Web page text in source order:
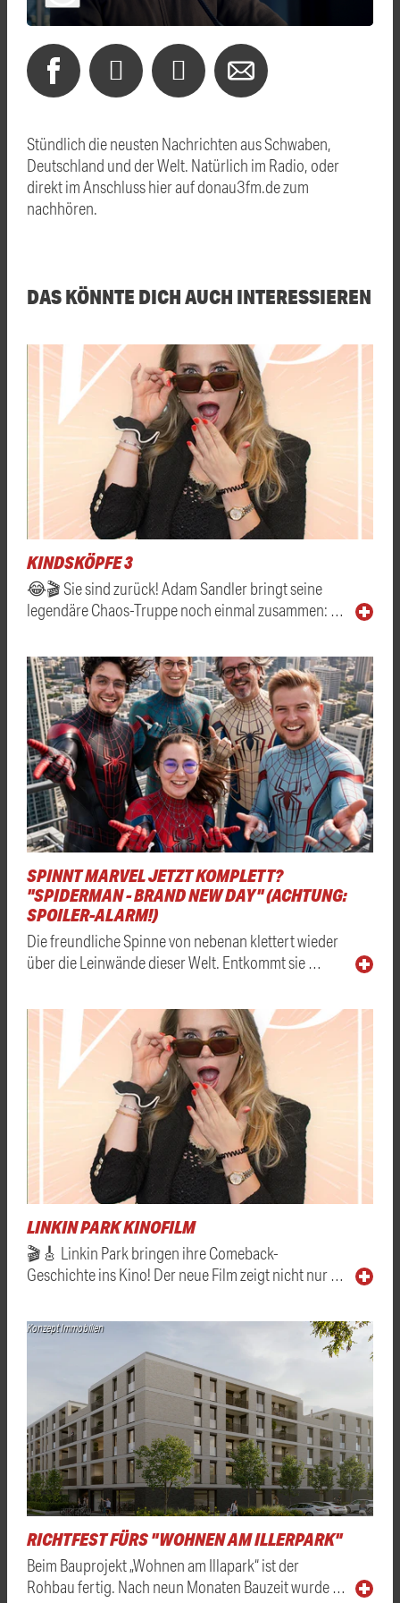
Stündlich die neusten Nachrichten aus Schwaben,
Deutschland und der Welt. Natürlich im Radio, oder
direkt im Anschluss hier auf donau3fm.de zum
nachhören.
DAS KÖNNTE DICH AUCH INTERESSIEREN
KINDSKÖPFE 3
😂🎬 Sie sind zurück! Adam Sandler bringt seine
legendäre Chaos-Truppe noch einmal zusammen: …
SPINNT MARVEL JETZT KOMPLETT?
"SPIDERMAN - BRAND NEW DAY" (ACHTUNG:
SPOILER-ALARM!)
Die freundliche Spinne von nebenan klettert wieder
über die Leinwände dieser Welt. Entkommt sie …
LINKIN PARK KINOFILM
🎬🎸 Linkin Park bringen ihre Comeback-
Geschichte ins Kino! Der neue Film zeigt nicht nur …
Konzept Immobilien
RICHTFEST FÜRS "WOHNEN AM ILLERPARK"
Beim Bauprojekt „Wohnen am Illapark“ ist der
Rohbau fertig. Nach neun Monaten Bauzeit wurde …